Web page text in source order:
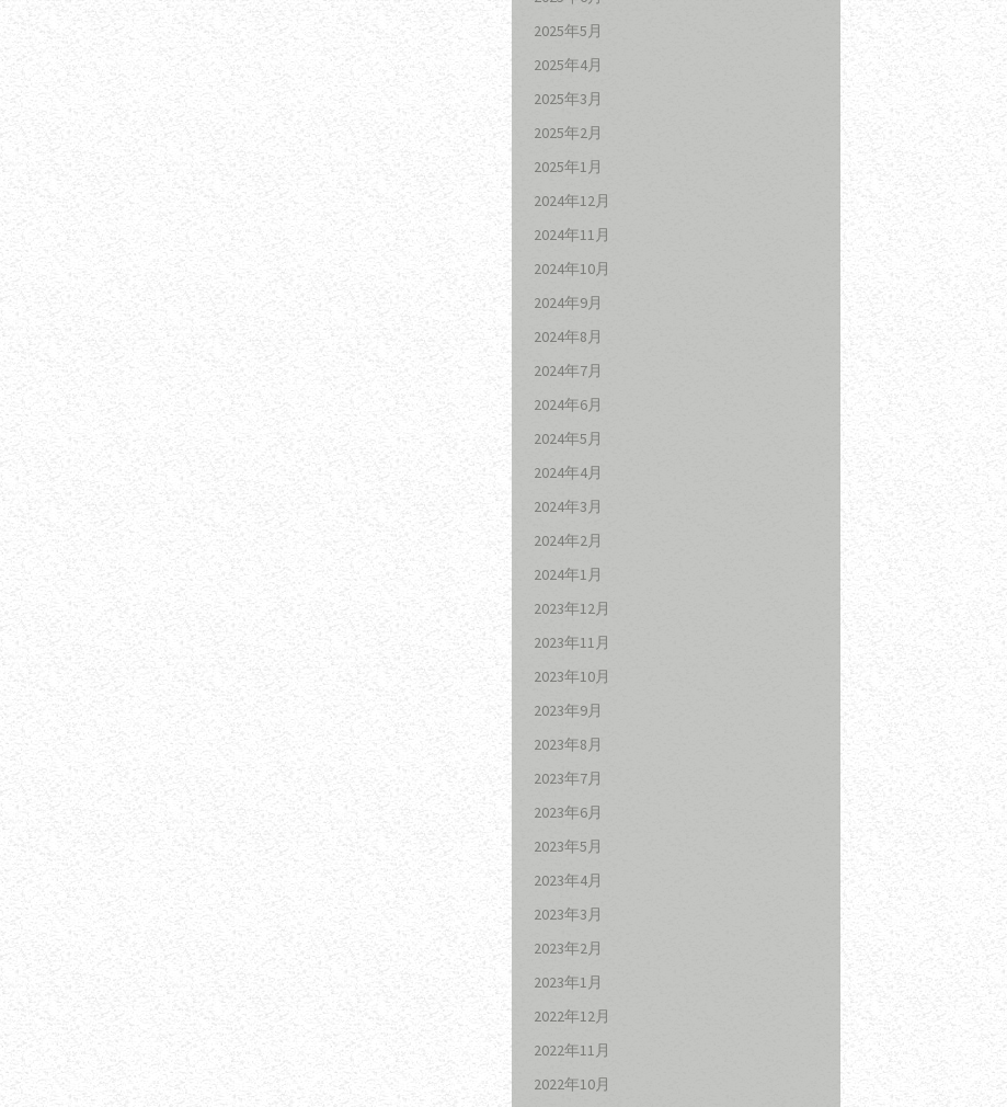
2025年5月
2025年4月
2025年3月
2025年2月
2025年1月
2024年12月
2024年11月
2024年10月
2024年9月
2024年8月
2024年7月
2024年6月
2024年5月
2024年4月
2024年3月
2024年2月
2024年1月
2023年12月
2023年11月
2023年10月
2023年9月
2023年8月
2023年7月
2023年6月
2023年5月
2023年4月
2023年3月
2023年2月
2023年1月
2022年12月
2022年11月
2022年10月